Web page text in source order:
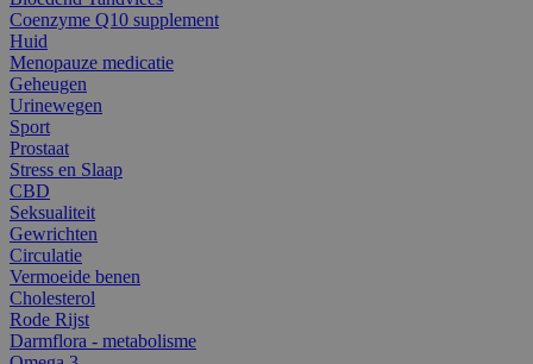
Coenzyme Q10 supplement
Huid
Menopauze medicatie
Geheugen
Urinewegen
Sport
Prostaat
Stress en Slaap
CBD
Seksualiteit
Gewrichten
Circulatie
Vermoeide benen
Cholesterol
Rode Rijst
Darmflora - metabolisme